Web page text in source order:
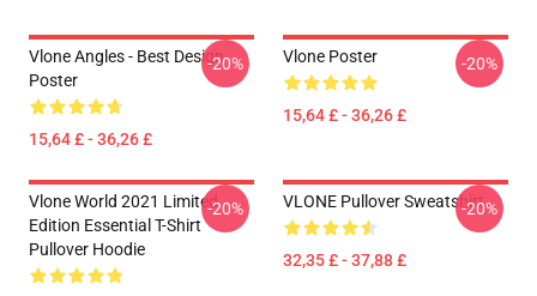
Vlone Angles - Best Design
Poster
15,64 £ - 36,26 £
-20% Vlone Poster
15,64 £ - 36,26 £
-20%
Vlone World 2021 Limited
Edition Essential T-Shirt
Pullover Hoodie
-20% VLONE Pullover Sweatshirt
32,35 £ - 37,88 £
-20%